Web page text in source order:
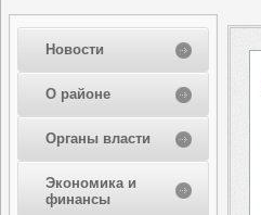
Новости
О районе
Органы власти
Экономика и
финансы